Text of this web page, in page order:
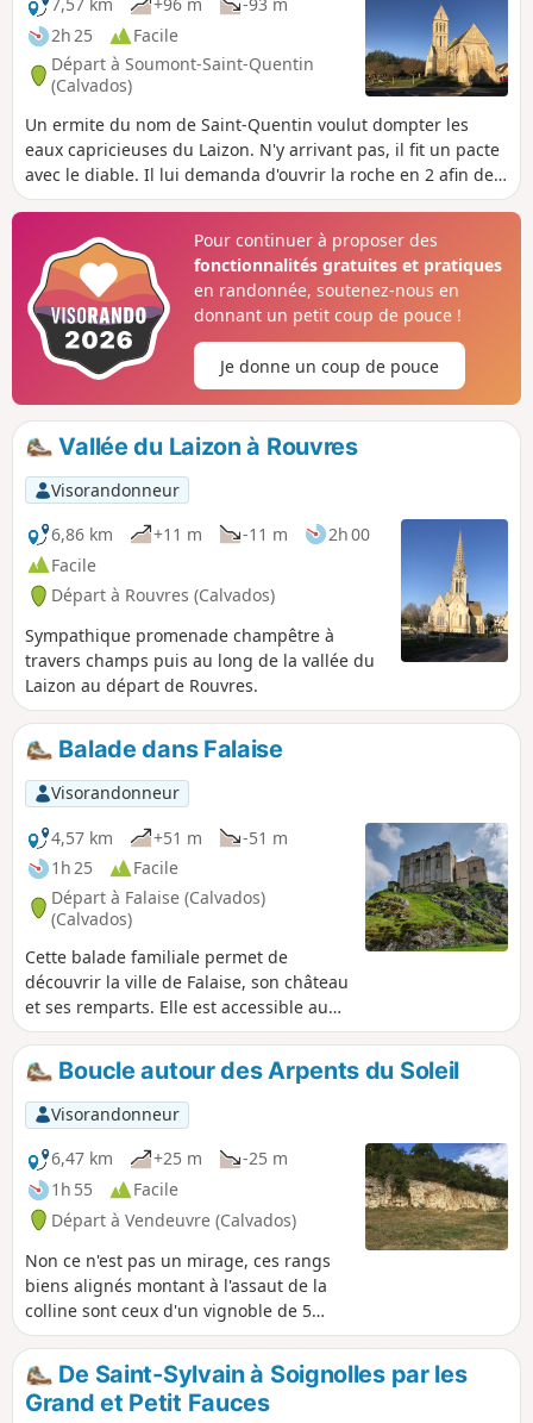
2h 25
Facile
Départ à Soumont-Saint-Quentin
(Calvados)
Un ermite du nom de Saint-Quentin voulut dompter les
eaux capricieuses du Laizon. N'y arrivant pas, il fit un pacte
avec le diable. Il lui demanda d'ouvrir la roche en 2 afin de
laisser passer les eaux lunatiques du Laizon et d'y nettoyer
après quoi il serait maître de son âme. Le diable ouvrit la
roche en 2 mais ne put redonner la blancheur immaculée à
la toison car l'ermite, pour sauver son âme, avait donné, au
diable, une peau de bouc.
Pour continuer à proposer des
fonctionnalités gratuites et pratiques
en randonnée, soutenez-nous en
donnant un petit coup de pouce !
Je donne un coup de pouce
Vallée du Laizon à Rouvres
Visorandonneur
6,86 km
+11 m -11 m
2h 00
Facile
Départ à Rouvres (Calvados)
Sympathique promenade champêtre à
travers champs puis au long de la vallée du
Laizon au départ de Rouvres.
Balade dans Falaise
Visorandonneur
4,57 km
+51 m
-51 m
1h 25
Facile
Départ à Falaise (Calvados)
(Calvados)
Cette balade familiale permet de
découvrir la ville de Falaise, son château
et ses remparts. Elle est accessible au
plus grand nombre. Vous découvrirez
l'ensemble des remparts encerclant la
ville ainsi que les principales portes et
monuments.
Boucle autour des Arpents du Soleil
Visorandonneur
6,47 km
+25 m
-25 m
1h 55
Facile
Départ à Vendeuvre (Calvados)
Non ce n'est pas un mirage, ces rangs
biens alignés montant à l'assaut de la
colline sont ceux d'un vignoble de 5
hectares. Les Arpents du Soleil dont la
renaissance date de 1995, donneront à
votre randonnée un air insolite et des
accents méridionaux.
De Saint-Sylvain à Soignolles par les
Grand et Petit Fauces